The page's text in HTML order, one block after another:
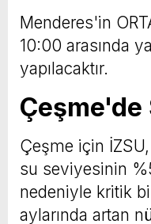
Menderes'in
10:00 arasında
yapılacaktır.
Çeşme için
su seviyesinin
nedeniyle kritik
aylarında artan